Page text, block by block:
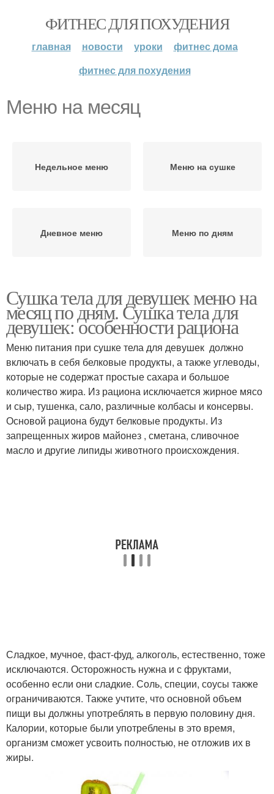
ФИТНЕС ДЛЯ ПОХУДЕНИЯ
главная новости уроки
фитнес дома
фитнес для похудения
Меню на месяц
Недельное меню Меню на сушке
Дневное меню Меню по дням
Сушка тела для девушек меню на
месяц по дням. Сушка тела для
девушек: особенности рациона
Меню питания при сушке тела для девушек должно
включать в себя белковые продукты, а также углеводы,
которые не содержат простые сахара и большое
количество жира. Из рациона исключается жирное мясо
и сыр, тушенка, сало, различные колбасы и консервы.
Основой рациона будут белковые продукты. Из
запрещенных жиров майонез , сметана, сливочное
масло и другие липиды животного происхождения.
Сладкое, мучное, фаст-фуд, алкоголь, естественно, тоже
исключаются. Осторожность нужна и с фруктами,
особенно если они сладкие. Соль, специи, соусы также
ограничиваются. Также учтите, что основной объем
пищи вы должны употреблять в первую половину дня.
Калории, которые были употреблены в это время,
организм сможет усвоить полностью, не отложив их в
жиры.